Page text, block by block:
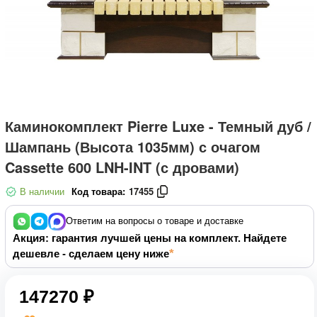
Каминокомплект Pierre Luxe - Темный дуб /
Шампань (Высота 1035мм) с очагом
Cassette 600 LNH-INT (с дровами)
В наличии Код товара: 17455
Ответим на вопросы о товаре и доставке
Акция: гарантия лучшей цены на комплект. Найдете
дешевле - сделаем цену ниже
147270 ₽